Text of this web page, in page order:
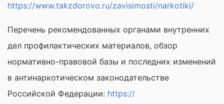
https://www.takzdorovo.ru/zavisimosti/narkotiki/
Перечень рекомендованных органами внутренних
дел профилактических материалов, обзор
нормативно-правовой базы и последних изменений
в антинаркотическом законодательстве
Российской Федерации: https://